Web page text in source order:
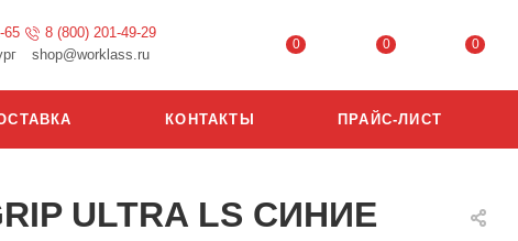
65
8 (800) 201-49-29
shop@worklass.ru
0 0 0
КОНТАКТЫ ПРАЙС-ЛИСТ
ULTRA LS СИНИЕ